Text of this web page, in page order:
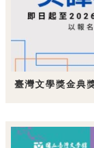
臺灣文學獎金典